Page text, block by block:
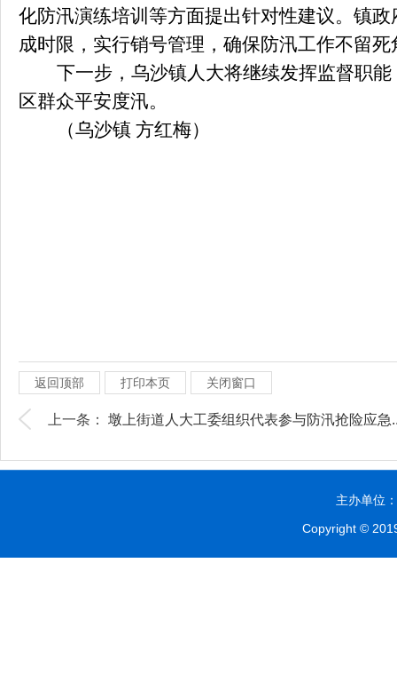
化防汛演练培训等方面提出针对性建议。镇
成时限，实行销号管理，确保防汛工作不留死
下一步， 乌沙镇人大将继续发挥监督职
区群众平安度汛。
（乌沙镇 方红梅）
返回顶部 打印本页 关闭窗口
上一条： 墩上街道人大工委组织代表参与防汛抢险应急
主办单位
Copyright ©